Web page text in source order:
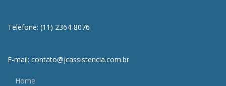
Telefone: (11) 2364-8076
E-mail: contato@jcassistencia.com.br
Home